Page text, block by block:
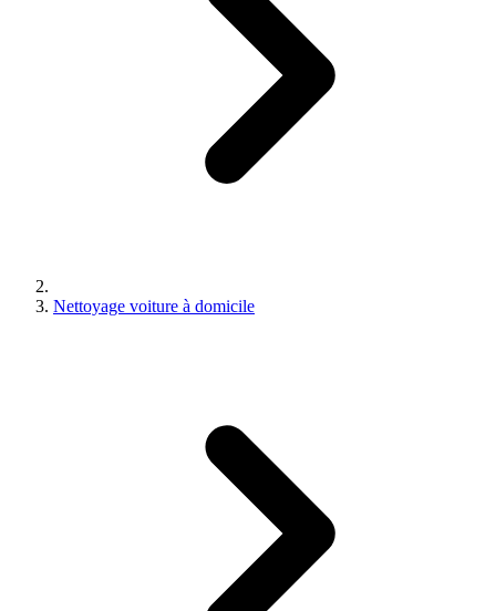
Nettoyage voiture à domicile